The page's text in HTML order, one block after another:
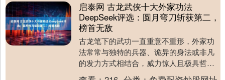
启泰网 古龙武侠十大外家功法
DeepSeek评选：圆月弯刀斩获第二，
榜首无敌
古龙笔下的武功一直重意不重形，外家功
法常常与独特的兵器、诡异的身法或非凡
的发力方式相结合，威力惊人且极具哲学
内涵。以下是DeepSeek为您评选的古龙武